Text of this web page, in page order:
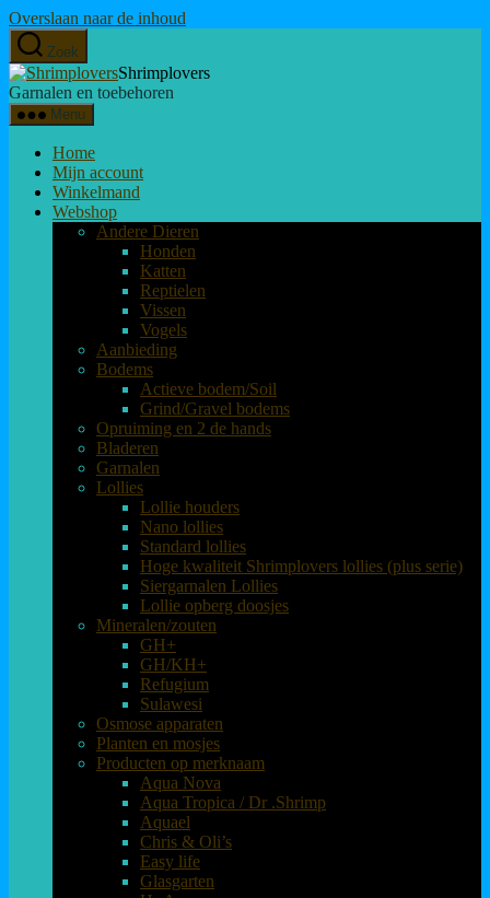
Overslaan naar de inhoud
Zoek
Shrimplovers
Garnalen en toebehoren
Menu
Home
Mijn account
Winkelmand
Webshop
Andere Dieren
Honden
Katten
Reptielen
Vissen
Vogels
Aanbieding
Bodems
Actieve bodem/Soil
Grind/Gravel bodems
Opruiming en 2 de hands
Bladeren
Garnalen
Lollies
Lollie houders
Nano lollies
Standard lollies
Hoge kwaliteit Shrimplovers lollies (plus serie)
Siergarnalen Lollies
Lollie opberg doosjes
Mineralen/zouten
GH+
GH/KH+
Refugium
Sulawesi
Osmose apparaten
Planten en mosjes
Producten op merknaam
Aqua Nova
Aqua Tropica / Dr .Shrimp
Aquael
Chris & Oli’s
Easy life
Glasgarten